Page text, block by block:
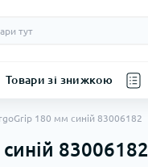
Товари зі знижкою
180 мм синій 83006182
83006182